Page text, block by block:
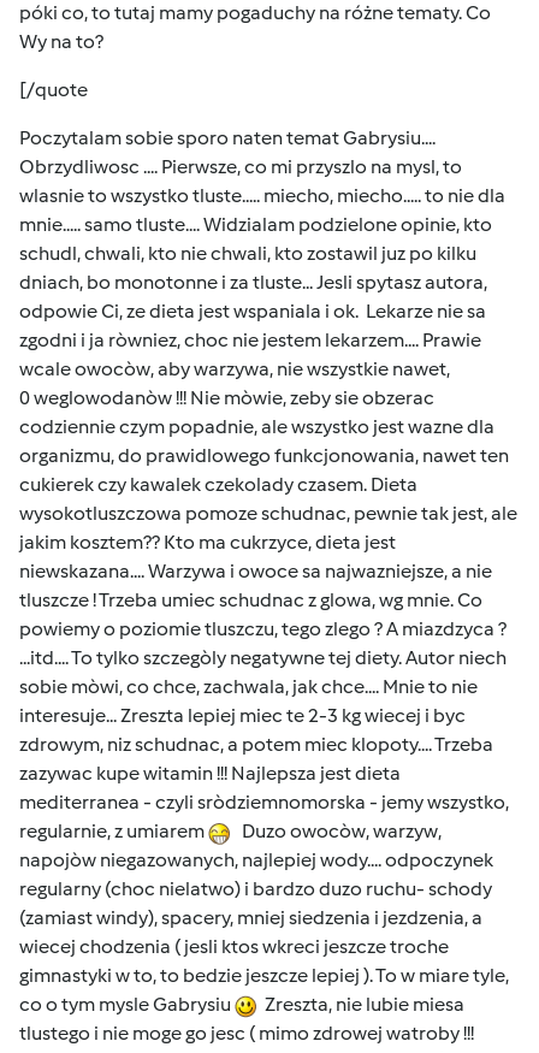
póki co, to tutaj mamy pogaduchy na różne tematy. Co
Wy na to?
[/quote
Poczytalam sobie sporo naten temat Gabrysiu....
Obrzydliwosc .... Pierwsze, co mi przyszlo na mysl, to
wlasnie to wszystko tluste..... miecho, miecho..... to nie dla
mnie..... samo tluste.... Widzialam podzielone opinie, kto
schudl, chwali, kto nie chwali, kto zostawil juz po kilku
dniach, bo monotonne i za tluste... Jesli spytasz autora,
odpowie Ci, ze dieta jest wspaniala i ok. Lekarze nie sa
zgodni i ja ròwniez, choc nie jestem lekarzem.... Prawie
wcale owocòw, aby warzywa, nie wszystkie nawet,
0 weglowodanòw !!! Nie mòwie, zeby sie obzerac
codziennie czym popadnie, ale wszystko jest wazne dla
organizmu, do prawidlowego funkcjonowania, nawet ten
cukierek czy kawalek czekolady czasem. Dieta
wysokotluszczowa pomoze schudnac, pewnie tak jest, ale
jakim kosztem?? Kto ma cukrzyce, dieta jest
niewskazana.... Warzywa i owoce sa najwazniejsze, a nie
tluszcze ! Trzeba umiec schudnac z glowa, wg mnie. Co
powiemy o poziomie tluszczu, tego zlego ? A miazdzyca ?
...itd.... To tylko szczegòly negatywne tej diety. Autor niech
sobie mòwi, co chce, zachwala, jak chce.... Mnie to nie
interesuje... Zreszta lepiej miec te 2-3 kg wiecej i byc
zdrowym, niz schudnac, a potem miec klopoty.... Trzeba
zazywac kupe witamin !!! Najlepsza jest dieta
mediterranea - czyli sròdziemnomorska - jemy wszystko,
regularnie, z umiarem
Duzo owocòw, warzyw,
napojòw niegazowanych, najlepiej wody.... odpoczynek
regularny (choc nielatwo) i bardzo duzo ruchu- schody
(zamiast windy), spacery, mniej siedzenia i jezdzenia, a
wiecej chodzenia ( jesli ktos wkreci jeszcze troche
gimnastyki w to, to bedzie jeszcze lepiej ). To w miare tyle,
co o tym mysle Gabrysiu
Zreszta, nie lubie miesa
tlustego i nie moge go jesc ( mimo zdrowej watroby !!!